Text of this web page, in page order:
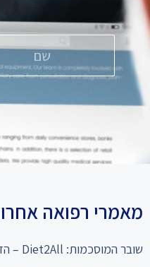
מאמרי רפואה
שובר המוסכמות: Diet2All – הדרך שלך לחיים חדשים